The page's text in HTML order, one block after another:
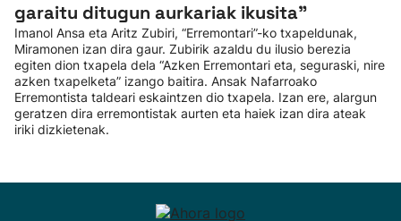
garaitu ditugun aurkariak ikusita”
Imanol Ansa eta Aritz Zubiri, “Erremontari”-ko txapeldunak,
Miramonen izan dira gaur. Zubirik azaldu du ilusio berezia
egiten dion txapela dela “Azken Erremontari eta, seguraski, nire
azken txapelketa” izango baitira. Ansak Nafarroako
Erremontista taldeari eskaintzen dio txapela. Izan ere, alargun
geratzen dira erremontistak aurten eta haiek izan dira ateak
iriki dizkietenak.